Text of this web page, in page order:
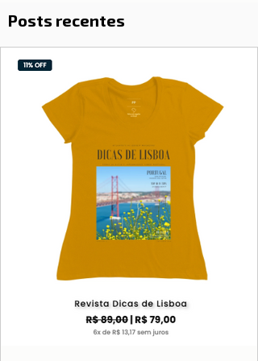
Posts recentes